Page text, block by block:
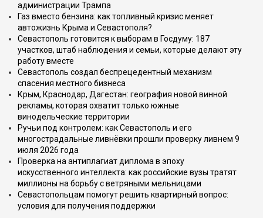
администрации Трампа
Газ вместо бензина: как топливный кризис меняет
автожизнь Крыма и Севастополя?
Севастополь готовится к выборам в Госдуму: 187
участков, штаб наблюдения и семьи, которые делают эту
работу вместе
Севастополь создал беспрецедентный механизм
спасения местного бизнеса
Крым, Краснодар, Дагестан: география новой винной
рекламы, которая охватит только южные
винодельческие территории
Ручьи под контролем: как Севастополь и его
многострадальные ливнёвки прошли проверку ливнем 9
июля 2026 года
Проверка на антиплагиат диплома в эпоху
искусственного интеллекта: как российские вузы тратят
миллионы на борьбу с ветряными мельницами
Севастопольцам помогут решить квартирный вопрос:
условия для получения поддержки